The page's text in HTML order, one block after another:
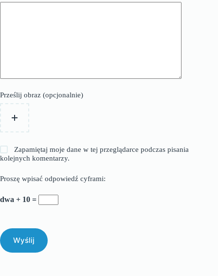
Prześlij obraz (opcjonalnie)
Zapamiętaj moje dane w tej przeglądarce podczas pisania
kolejnych komentarzy.
Proszę wpisać odpowiedź cyframi:
dwa + 10 =
Wyślij